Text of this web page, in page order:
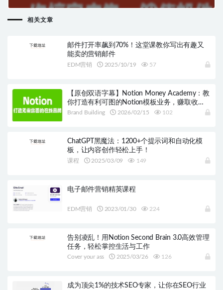
告、销售邮件、落地页！
相关文章
邮件打开率飙到70%！这堂课教你写出有趣又
能卖的营销邮件
EDM营销 2025/10/19 57
【原创双语字幕】Notion Money Academy：教
你打造有利可图的Notion模板业务，赚取收
入，打造无需露面的在线品牌！
Brand Building 2026/02/15 102
ChatGPT黑魔法：1200+个提示词和自动化模
板，让内容创作轻松上手！
课程 2025/03/09 149
电子邮件营销精英课程
EDM营销 2023/01/30 224
告别凌乱！用Notion Second Brain 3.0高效管理
任务，轻松掌控生活与工作
Cover your ass 2025/03/26 126
成为顶尖1%的技术SEO专家，让你在SEO行业